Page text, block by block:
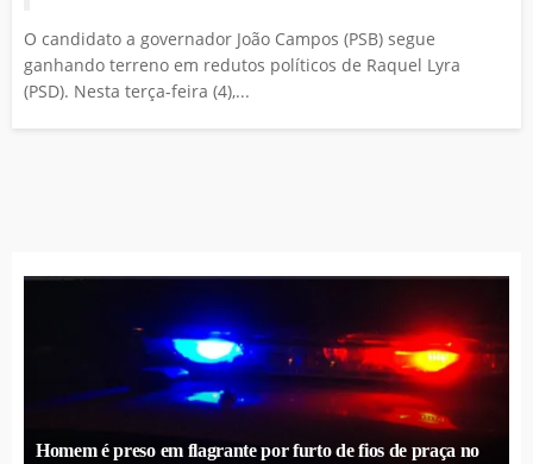
O candidato a governador João Campos (PSB) segue
ganhando terreno em redutos políticos de Raquel Lyra
(PSD). Nesta terça-feira (4),...
Homem é preso em flagrante por furto de fios de praça no